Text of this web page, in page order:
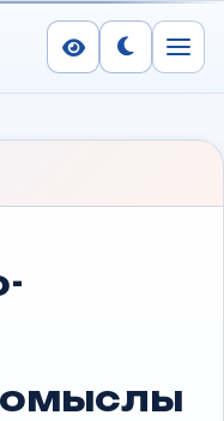
СменитьМеню